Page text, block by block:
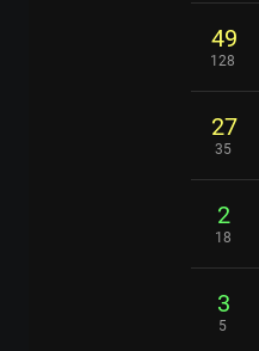
49
128
27
35
2
18
3
5